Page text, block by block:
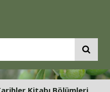
Kitabı Bölümleri